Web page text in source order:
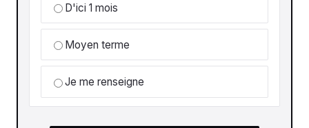
D'ici 1 mois
Moyen terme
Je me renseigne